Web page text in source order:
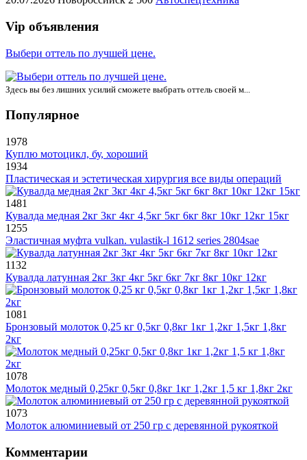
Vip объявления
Выбери оттель по лучшей цене.
Здесь вы без лишних усилий сможете выбрать оттель своей м...
Популярное
1978
Куплю мотоцикл, бу, хороший
1934
Пластическая и эстетическая хирургия все виды операций
1481
Кувалда медная 2кг 3кг 4кг 4,5кг 5кг 6кг 8кг 10кг 12кг 15кг
1255
Эластичная муфта vulkan. vulastik-l 1612 series 2804sae
1132
Кувалда латунная 2кг 3кг 4кг 5кг 6кг 7кг 8кг 10кг 12кг
1081
Бронзовый молоток 0,25 кг 0,5кг 0,8кг 1кг 1,2кг 1,5кг 1,8кг
2кг
1078
Молоток медный 0,25кг 0,5кг 0,8кг 1кг 1,2кг 1,5 кг 1,8кг 2кг
1073
Молоток алюминиевый от 250 гр с деревянной рукояткой
Комментарии